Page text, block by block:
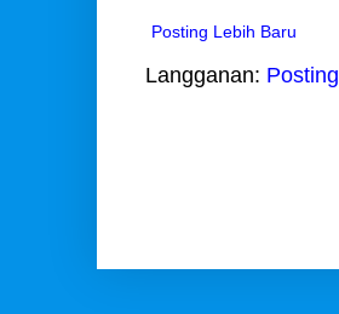
Posting Lebih Baru
Langganan: